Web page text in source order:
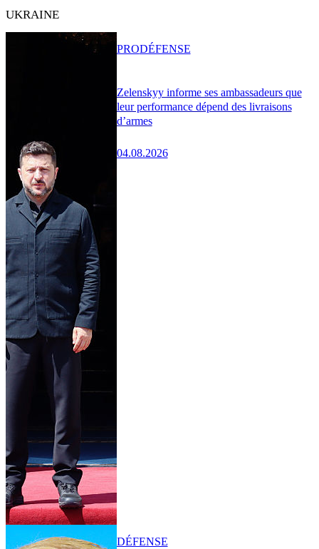
UKRAINE
Zelenskyy informe ses ambassadeurs que
leur performance dépend des livraisons
d’armes
04.08.2026
PRODÉFENSE
DÉFENSE